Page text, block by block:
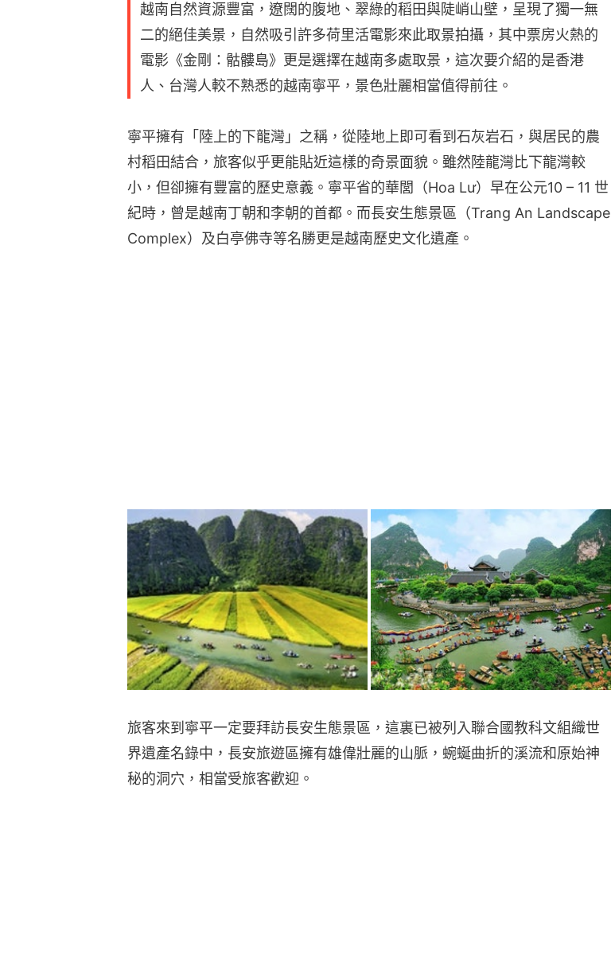
越南自然資源豐富，遼闊的腹地、翠綠的稻田與陡峭山壁，呈現了獨一無
二的絕佳美景，自然吸引許多荷里活電影來此取景拍攝，其中票房火熱的
電影《金剛：骷髏島》更是選擇在越南多處取景，這次要介紹的是香港
人、台灣人較不熟悉的越南寧平，景色壯麗相當值得前往。
寧平擁有「陸上的下龍灣」之稱，從陸地上即可看到石灰岩石，與居民的農
村稻田結合，旅客似乎更能貼近這樣的奇景面貌。雖然陸龍灣比下龍灣較
小，但卻擁有豐富的歷史意義。寧平省的華閭（Hoa Lư）早在公元10 – 11 世
紀時，曾是越南丁朝和李朝的首都。而長安生態景區（Trang An Landscape
Complex）及白亭佛寺等名勝更是越南歷史文化遺產。
旅客來到寧平一定要拜訪長安生態景區，這裏已被列入聯合國教科文組織世
界遺產名錄中，長安旅遊區擁有雄偉壯麗的山脈，蜿蜒曲折的溪流和原始神
秘的洞穴，相當受旅客歡迎。